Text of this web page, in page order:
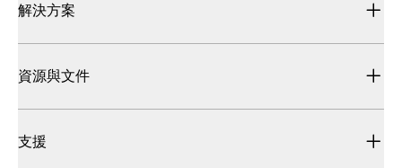
解決方案
資源與文件
支援